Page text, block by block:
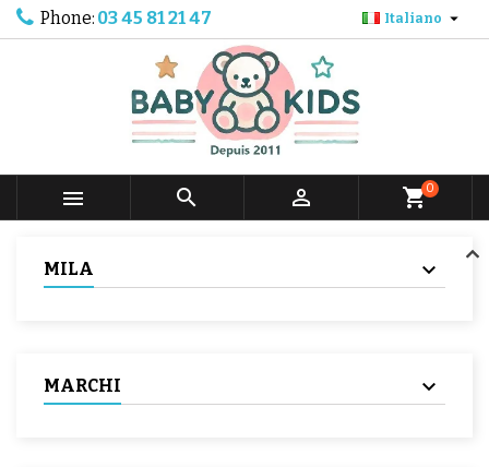
Phone: 03 45 81 21 47 Italiano 
   shopping_cart0
MILA
MARCHI